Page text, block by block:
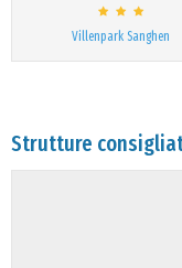
Villenpark Sanghen
Strutture